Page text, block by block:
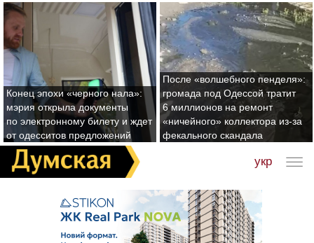
Конец эпохи «черного нала»:
мэрия открыла документы
по электронному билету и ждет
от одесситов предложений
После «волшебного пенделя»:
громада под Одессой тратит
6 миллионов на ремонт
«ничейного» коллектора из-за
фекального скандала
укр